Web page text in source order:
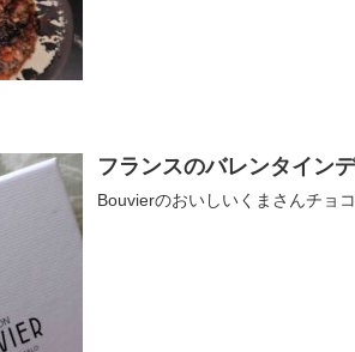
フランスのバレンタイン
Bouvierのおいしいくまさんチョ